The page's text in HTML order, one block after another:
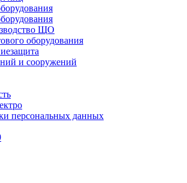
ЩО
оборудования
и сооружений
персональных данных